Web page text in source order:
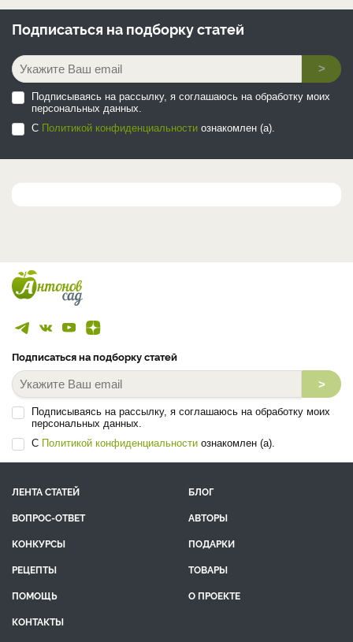
Подписаться на подборку статей
>
Подписываясь на рассылку, я соглашаюсь на обработку моих
персональных данных.
С Политикой конфиденциальности ознакомлен (а).
Подписаться на подборку статей
>
Подписываясь на рассылку, я соглашаюсь на обработку моих
персональных данных.
С Политикой конфиденциальности ознакомлен (а).
ЛЕНТА СТАТЕЙ
БЛОГ
ВОПРОС-ОТВЕТ
АВТОРЫ
КОНКУРСЫ
ПОДАРКИ
РЕЦЕПТЫ
ТОВАРЫ
ПОМОЩЬ
О ПРОЕКТЕ
КОНТАКТЫ